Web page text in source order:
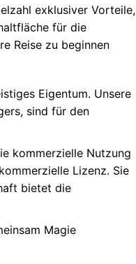
exklusiver Vorteile,
für die
Reise zu beginnen
Eigentum. Unsere
sind für den
kommerzielle Nutzung
Lizenz. Sie
bietet die
Magie